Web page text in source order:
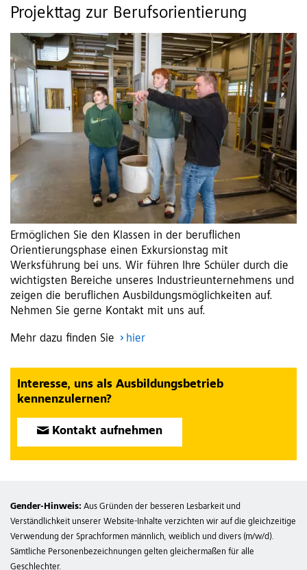
Projekttag zur Berufsorientierung
Ermöglichen Sie den Klassen in der beruflichen
Orientierungsphase einen Exkursionstag mit
Werksführung bei uns. Wir führen Ihre Schüler durch die
wichtigsten Bereiche unseres Industrieunternehmens und
zeigen die beruflichen Ausbildungsmöglichkeiten auf.
Nehmen Sie gerne Kontakt mit uns auf.
Mehr dazu finden Sie hier
Interesse, uns als Ausbildungsbetrieb
kennenzulernen?
Kontakt aufnehmen
Gender-Hinweis: Aus Gründen der besseren Lesbarkeit und
Verständlichkeit unserer Website-Inhalte verzichten wir auf die gleichzeitige
Verwendung der Sprachformen männlich, weiblich und divers (m/w/d).
Sämtliche Personenbezeichnungen gelten gleichermaßen für alle
Geschlechter.